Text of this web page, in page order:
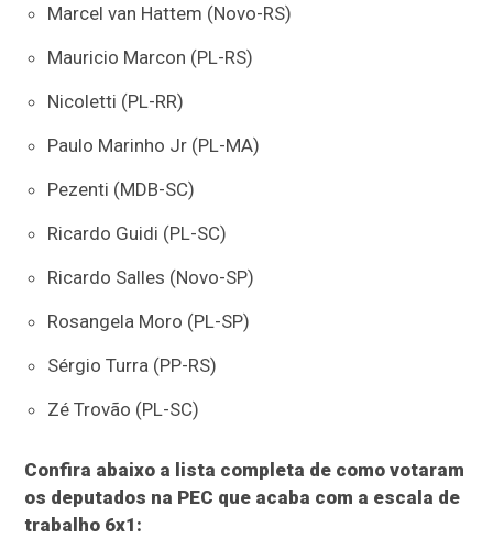
Marcel van Hattem (Novo-RS)
Mauricio Marcon (PL-RS)
Nicoletti (PL-RR)
Paulo Marinho Jr (PL-MA)
Pezenti (MDB-SC)
Ricardo Guidi (PL-SC)
Ricardo Salles (Novo-SP)
Rosangela Moro (PL-SP)
Sérgio Turra (PP-RS)
Zé Trovão (PL-SC)
Confira abaixo a lista completa de como votaram
os deputados na PEC que acaba com a escala de
trabalho 6x1: